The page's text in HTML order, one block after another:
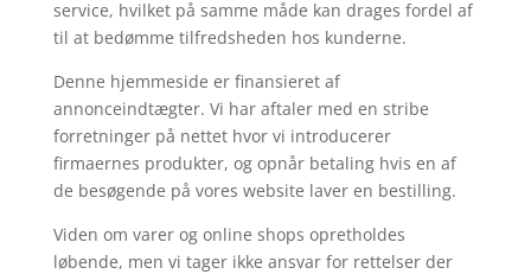
service, hvilket på samme måde kan drages fordel af
til at bedømme tilfredsheden hos kunderne.
Denne hjemmeside er finansieret af
annonceindtægter. Vi har aftaler med en stribe
forretninger på nettet hvor vi introducerer
firmaernes produkter, og opnår betaling hvis en af
de besøgende på vores website laver en bestilling.
Viden om varer og online shops opretholdes
løbende, men vi tager ikke ansvar for rettelser der